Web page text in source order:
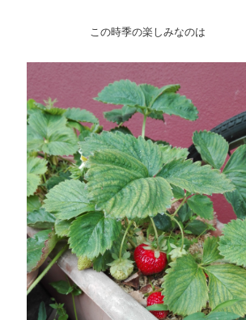
この時季の楽しみなのは